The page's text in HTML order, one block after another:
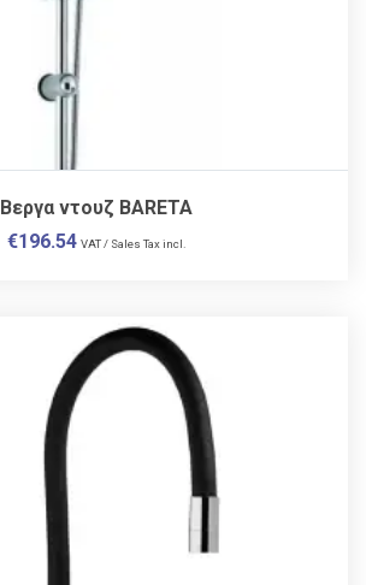
Βεργα ντουζ BARETA
€196.54 VAT / Sales Tax incl.